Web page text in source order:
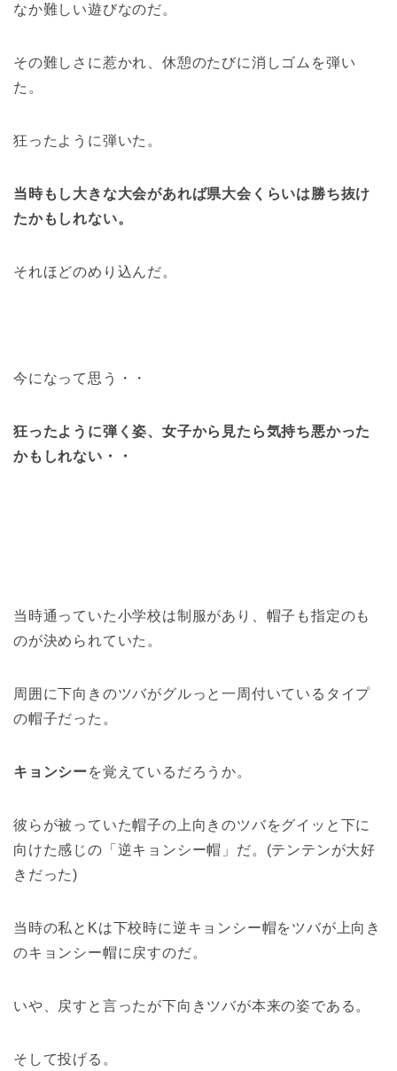
なか難しい遊びなのだ。
その難しさに惹かれ、休憩のたびに消しゴムを弾い
た。
狂ったように弾いた。
当時もし大きな大会があれば県大会くらいは勝ち抜け
たかもしれない。
それほどのめり込んだ。
今になって思う・・
狂ったように弾く姿、女子から見たら気持ち悪かった
かもしれない・・
当時通っていた小学校は制服があり、帽子も指定のも
のが決められていた。
周囲に下向きのツバがグルっと一周付いているタイプ
の帽子だった。
キョンシーを覚えているだろうか。
彼らが被っていた帽子の上向きのツバをグイッと下に
向けた感じの「逆キョンシー帽」だ。(テンテンが大好
きだった)
当時の私とKは下校時に逆キョンシー帽をツバが上向き
のキョンシー帽に戻すのだ。
いや、戻すと言ったが下向きツバが本来の姿である。
そして投げる。